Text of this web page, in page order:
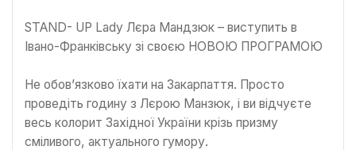
STAND- UP Lady Лєра Мандзюк – виступить в
Івано-Франківську зі своєю НОВОЮ ПРОГРАМОЮ
Не обов’язково їхати на Закарпаття. Просто
проведіть годину з Лєрою Манзюк, і ви відчуєте
весь колорит Західної України крізь призму
сміливого, актуального гумору.